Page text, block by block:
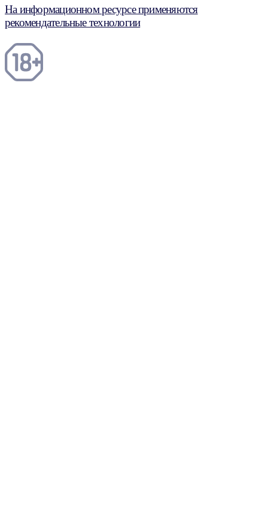
На информационном ресурсе применяются
рекомендательные технологии